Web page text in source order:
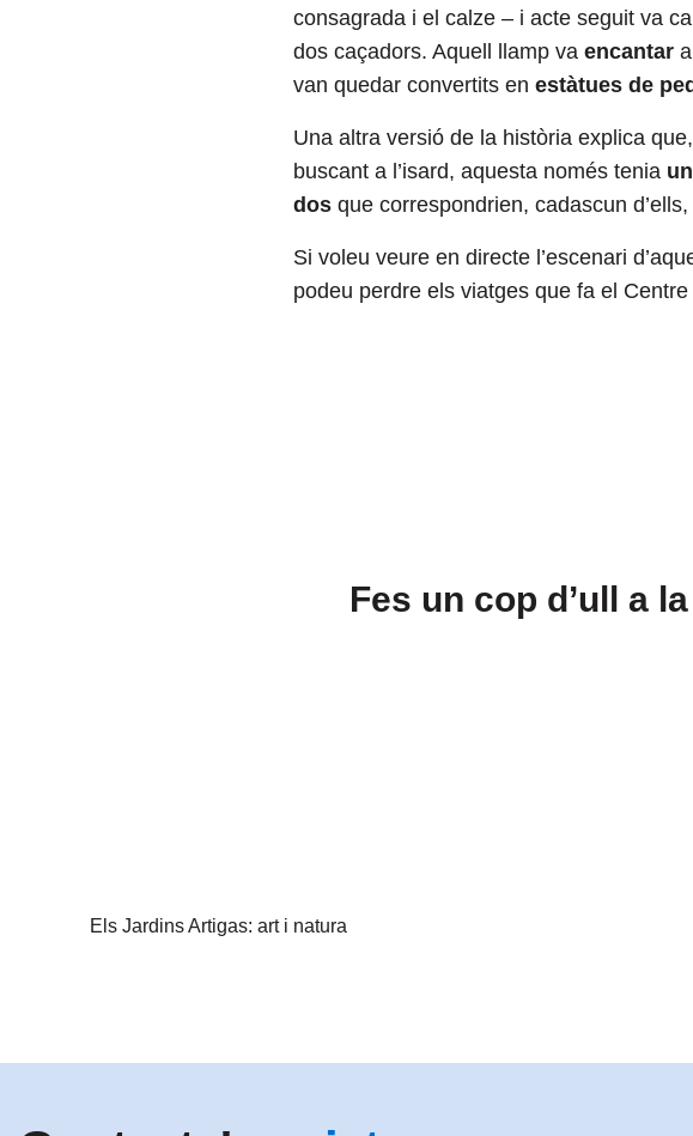
consagrada i el calze – i acte seguit va
dos caçadors. Aquell llamp va encantar
van quedar convertits en estàtues de
Una altra versió de la història explica
buscant a l’isard, aquesta només tenia
dosque correspondrien, cadascun
Si voleu veure en directe l’escenari
podeu perdre els viatges que fa el
Fes un cop d’ull a
Els Jardins Artigas: art i natura